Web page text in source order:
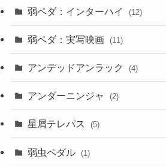
弱ペダ：インターハイ (12)
弱ペダ：実写映画 (11)
アンデッドアンラック (4)
アンダーニンジャ (2)
星屑テレパス (5)
弱虫ペダル (1)